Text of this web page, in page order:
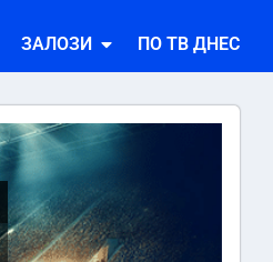
ЗАЛОЗИ ПО ТВ ДНЕС